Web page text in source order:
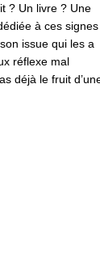
? Un livre ? Une
à ces signes
issue qui les a
réflexe mal
déjà le fruit